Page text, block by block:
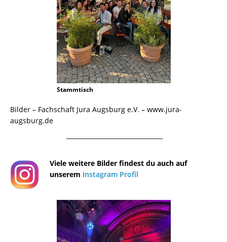
Stammtisch
Bilder – Fachschaft Jura Augsburg e.V. – www.jura-
augsburg.de
¯¯¯¯¯¯¯¯¯¯¯¯¯¯¯¯¯¯¯¯¯¯¯¯¯¯¯¯¯¯¯¯¯¯¯¯¯¯
Viele weitere Bilder findest du auch auf
unserem Instagram Profil